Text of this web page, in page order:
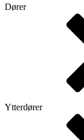
Dører
Ytterdører